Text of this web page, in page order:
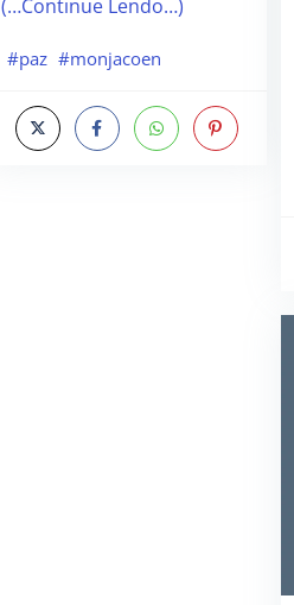
(…Continue Lendo…)
#paz #monjacoen